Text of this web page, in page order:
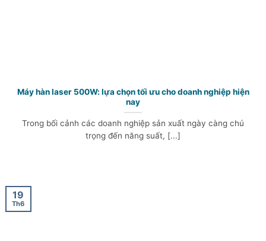
Máy hàn laser 500W: lựa chọn tối ưu cho doanh nghiệp hiện
nay
Trong bối cảnh các doanh nghiệp sản xuất ngày càng chú
trọng đến năng suất, [...]
19
Th6